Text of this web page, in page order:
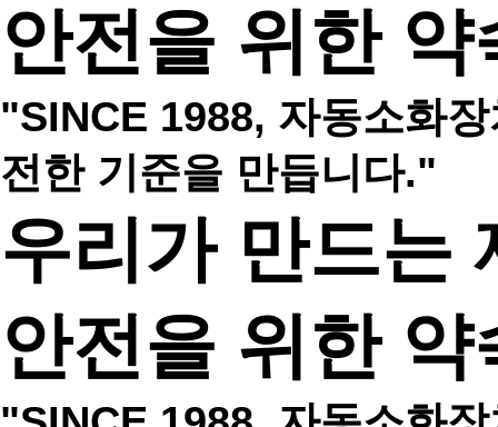
안전을 위한
"SINCE 1988, 자동소화
전한 기준을 만듭니다."
우리가 만드는
안전을 위한